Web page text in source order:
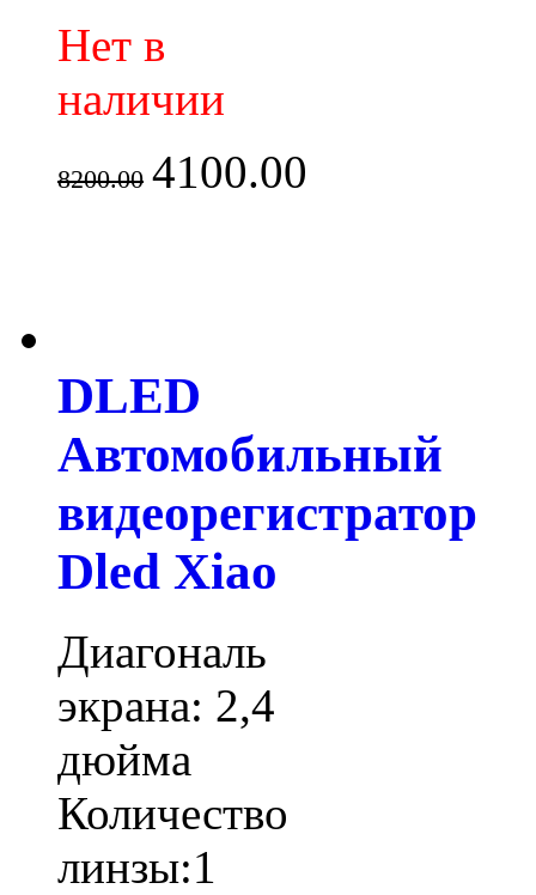
Нет в
наличии
8200.00 4100.00
DLED
Автомобильный
видеорегистратор
Dled Xiao
Диагональ
экрана: 2,4
дюйма
Количество
линзы:1